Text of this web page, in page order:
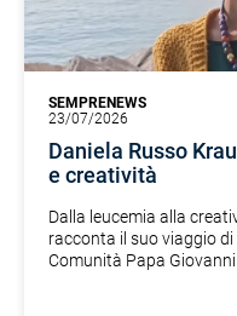
SEMPRENEWS
23/07/2026
Daniela Russo
e creatività
Dalla leucemia alla
racconta il suo viaggio
Comunità Papa Giovanni